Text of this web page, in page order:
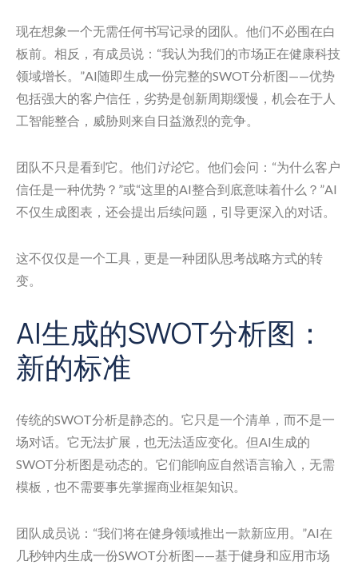
现在想象一个无需任何书写记录的团队。他们不必围在白
板前。相反，有成员说：“我认为我们的市场正在健康科技
领域增长。”AI随即生成一份完整的SWOT分析图——优势
包括强大的客户信任，劣势是创新周期缓慢，机会在于人
工智能整合，威胁则来自日益激烈的竞争。
团队不只是看到它。他们讨论它。他们会问：“为什么客户
信任是一种优势？”或“这里的AI整合到底意味着什么？”AI
不仅生成图表，还会提出后续问题，引导更深入的对话。
这不仅仅是一个工具，更是一种团队思考战略方式的转
变。
AI生成的SWOT分析图：
新的标准
传统的SWOT分析是静态的。它只是一个清单，而不是一
场对话。它无法扩展，也无法适应变化。但AI生成的
SWOT分析图是动态的。它们能响应自然语言输入，无需
模板，也不需要事先掌握商业框架知识。
团队成员说：“我们将在健身领域推出一款新应用。”AI在
几秒钟内生成一份SWOT分析图——基于健身和应用市场